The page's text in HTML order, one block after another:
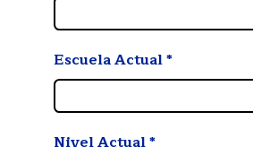
Escuela Actual*
Nivel Actual*